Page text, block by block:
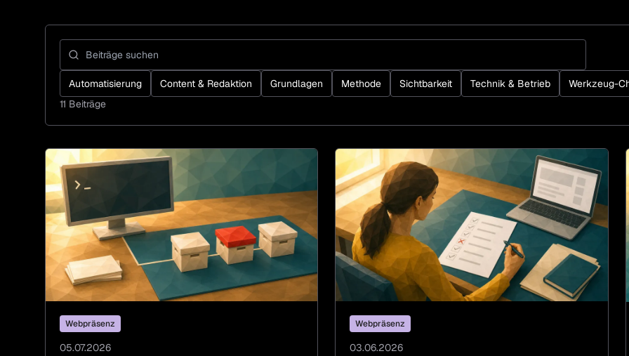
Blog-Beiträge suchen
Automatisierung Content & Redaktion Grundlagen Methode Sichtbarkeit Technik & Betrieb
Werkzeug-
11 Beiträge
Webpräsenz
05.07.2026
Webpräsenz
03.06.2026